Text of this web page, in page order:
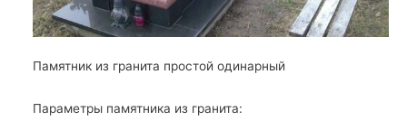
Памятник из гранита простой одинарный
Параметры памятника из гранита: